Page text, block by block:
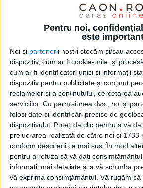
Pentru noi,
este
Noi și partenerii noștri stocăm și/sau
dispozitiv, cum ar fi cookie-urile, și
cum ar fi identificatori unici și informații
dispozitiv pentru publicitate și conținut
reclamelor și a conținutului, cercetarea
serviciilor. Cu permisiunea dvs., noi și
folosi date și identificări precise de
dispozitivului. Puteți da clic pentru a vă
prelucrarea realizată de către noi și 1733
conform descrierii de mai sus. În mod
pentru a refuza să vă dați
informații mai detaliate și a vă schimba
vă exprima consimțământul. Vă rugăm să
SPORT
CSM Reșița, zdrobită de
Piatra Neamț
13 AUGUST 2023, 02:18 PM 3 MINUTE
REȘIȚA – CSM Reșița a fost învinsă
scorul de 4-0, de Ceahlăul Piatra Neamț,
Ligii 2! Echipa din Valea Domanului a
greșelile personale și-au pus amprenta